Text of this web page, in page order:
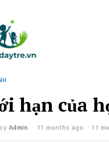
hạn của
by Admin 11 months ago 11